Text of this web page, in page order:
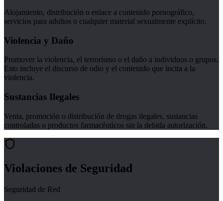
Alojamiento, distribución o enlace a contenido pornográfico,
servicios para adultos o cualquier material sexualmente explícito.
Violencia y Daño
Promover la violencia, el terrorismo o el daño a individuos o grupos.
Esto incluye el discurso de odio y el contenido que incita a la
violencia.
Sustancias Ilegales
Venta, promoción o distribución de drogas ilegales, sustancias
controladas o productos farmacéuticos sin la debida autorización.
Violaciones de Seguridad
Seguridad de Red